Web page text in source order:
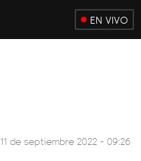
EN VIVO
11 de septiembre 2022 - 09:26